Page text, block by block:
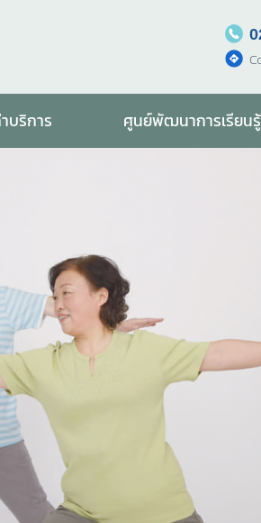
บริการ ศูนย์พัฒนาการเรียน